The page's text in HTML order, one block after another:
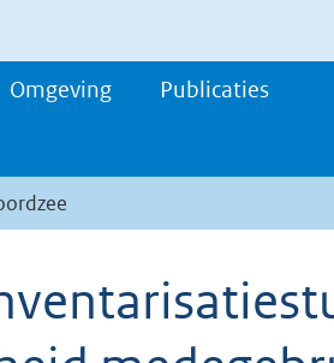
Omgeving Publicaties